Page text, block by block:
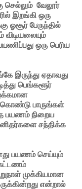
செல்லும் வேலூர்
இறங்கி ஒரு
ஓசூர் பேருந்தில்
விடியலையும்
ஒரு பெரிய
இருந்து ஏதாவது
பெங்களூர்
பாருங்கள்
பயணம் நிறைய
சந்திக்க
பயணம் செய்யும்
கட்டணம்
முக்கியமான
என்றால்